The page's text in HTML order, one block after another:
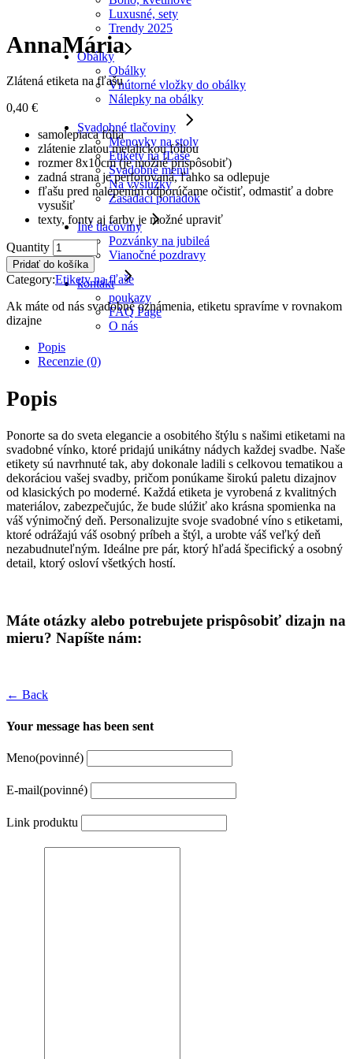
Luxusné, sety
Trendy 2025
Obálky
Obálky
Vnútorné vložky do obálky
Nálepky na obálky
Svadobné tlačoviny
Menovky na stoly
Etikety na fĽaše
Svadobné menu
Na výslužky
Zasadací poriadok
Iné tlačoviny
Pozvánky na jubileá
Vianočné pozdravy
kontakt
poukazy
FAQ Page
O nás
AnnaMária
Zlátená etiketa na fľašu
0,40 €
samolepiaca fólia
zlátenie zlatou metalickou fóliou
rozmer 8x10cm (je možné prispôsobiť)
zadná strana je perforovaná, ľahko sa odlepuje
fľašu pred nalepením odporúčame očistiť, odmastiť a dobre
vysušiť
texty, fonty aj farby je možné upraviť
Quantity AnnaMária
quantity
Pridať do košíka
Category:Etikety na fľaše
Ak máte od nás svadobné oznámenia, etiketu spravíme v rovnakom
dizajne
Popis
Recenzie (0)
Popis
Ponorte sa do sveta elegancie a osobitého štýlu s našimi etiketami na
svadobné vínko, ktoré pridajú unikátny nádych každej svadbe. Naše
etikety sú navrhnuté tak, aby dokonale ladili s celkovou tematikou a
dekoráciou vašej svadby, pričom ponúkame širokú paletu dizajnov
od klasických po moderné. Každá etiketa je vyrobená z kvalitných
materiálov, zabezpečujúc, že bude slúžiť ako krásna spomienka na
váš výnimočný deň. Personalizujte svoje svadobné víno s etiketami,
ktoré odrážajú váš osobný príbeh a štýl, a urobte váš veľký deň
nezabudnuteľným. Ideálne pre pár, ktorý hľadá špecifický a osobný
detail, ktorý osloví všetkých hostí.
Máte otázky alebo potrebujete prispôsobiť dizajn na
mieru? Napíšte nám:
← Back
Your message has been sent
Meno(povinné)
E-mail(povinné)
Link produktu